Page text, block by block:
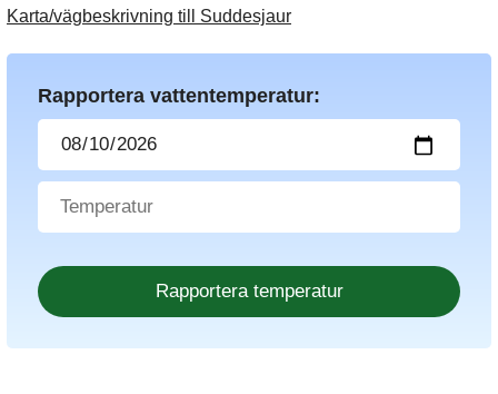
Karta/vägbeskrivning till Suddesjaur
Rapportera vattentemperatur: